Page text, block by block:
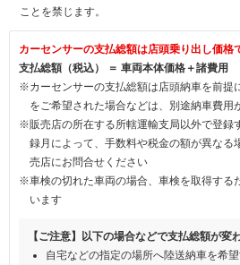
ことを禁じます。
カーセンサーの支払総額は店頭乗り出し価格
支払総額（税込） ＝ 車両本体価格＋諸費用
※カーセンサーの支払総額は店頭納車を前提
をご希望された場合などは、別途納車費用
※販売店の所在する所轄運輸支局以外で登録
録月によって、手数料や税金の額が異なる
売店にお問合せください
※車検の切れた車両の場合、車検を取得する
います
【ご注意】以下の場合などで支払総額が変
自宅などの指定の場所へ陸送納車を希